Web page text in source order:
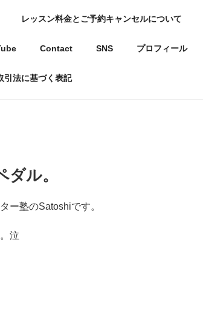
近ギター教室
レッスン料金とご予約キャンセルについて
Contact SNS プロフィール
引法に基づく表記
ル。
ー塾のSatoshiです。
泣